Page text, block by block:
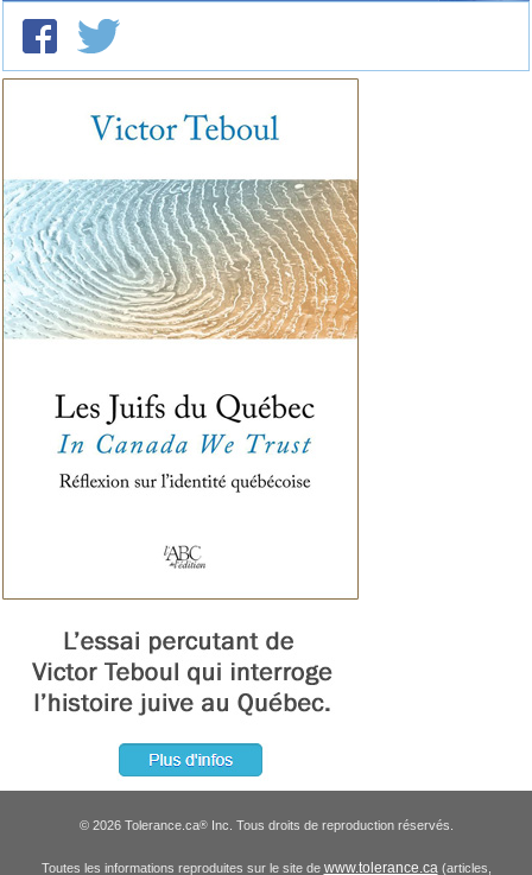
© 2026 Tolerance.ca®Inc. Tous droits de reproduction réservés.
Toutes les informations reproduites sur le site de www.tolerance.ca(articles,